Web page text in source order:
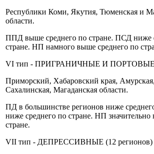
Республики Коми, Якутия, Тюменская и
области.
ППД выше среднего по стране. ПСД ниже
стране. НП намного выше среднего по
VI тип - ПРИГРАНИЧНЫЕ И ПОРТОВЫЕ
Приморский, Хабаровский края,
Сахалинская, Магаданская области.
ПД в большинстве регионов ниже
ниже среднего по стране. НП
стране.
VII тип - ДЕПРЕССИВНЫЕ (12 регионов)